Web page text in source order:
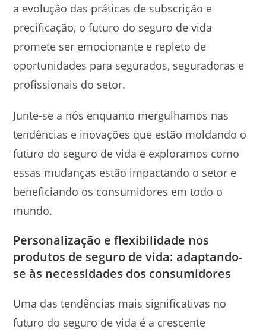
a evolução das práticas de subscrição e
precificação, o futuro do seguro de vida
promete ser emocionante e repleto de
oportunidades para segurados, seguradoras e
profissionais do setor.
Junte-se a nós enquanto mergulhamos nas
tendências e inovações que estão moldando o
futuro do seguro de vida e exploramos como
essas mudanças estão impactando o setor e
beneficiando os consumidores em todo o
mundo.
Personalização e flexibilidade nos
produtos de seguro de vida: adaptando-
se às necessidades dos consumidores
Uma das tendências mais significativas no
futuro do seguro de vida é a crescente